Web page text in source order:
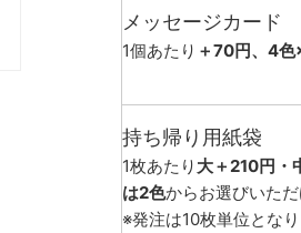
メッセージカード
1個あたり ＋70円、4
持ち帰り用紙袋
1枚あたり 大＋210円・
は2色からお選びいただ
※発注は10枚単位となり